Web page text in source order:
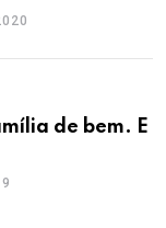
de bem. E